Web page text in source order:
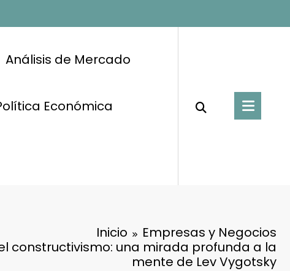
Análisis de Mercado
Económica
Inicio
Empresas y Negocios
constructivismo: una mirada profunda a la
mente de Lev Vygotsky